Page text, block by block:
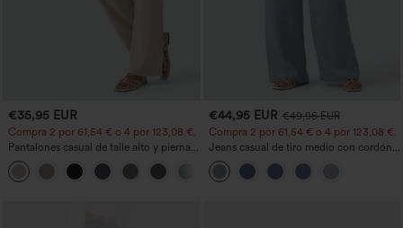
€35,95 EUR
Compra 2 por 61,54 € o 4 por 123,08 €.
Pantalones casual de talle alto y pierna
recta con tacto de lino y bolsillos
+5
€44,95 EUR €49,95 EUR
Compra 2 por 61,54 € o 4 por 123,08 €.
Jeans casual de tiro medio con cordón y
bolsillos